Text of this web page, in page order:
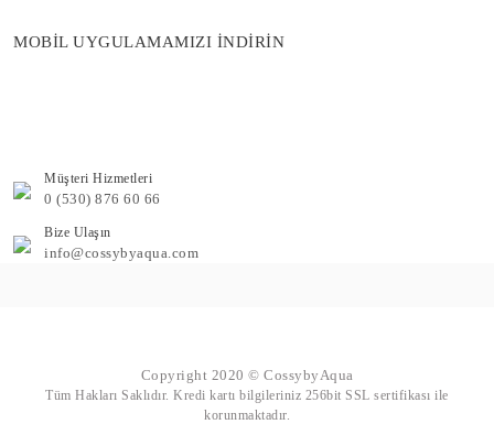
MOBİL UYGULAMAMIZI İNDİRİN
Müşteri Hizmetleri
0 (530) 876 60 66
Bize Ulaşın
info@cossybyaqua.com
Copyright 2020 © CossybyAqua
Tüm Hakları Saklıdır. Kredi kartı bilgileriniz 256bit SSL sertifikası ile
korunmaktadır.